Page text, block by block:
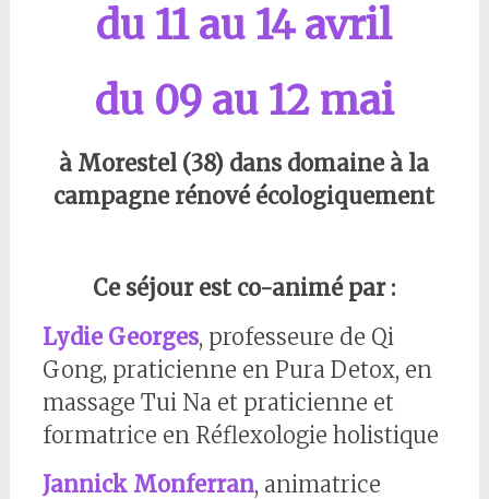
du 11 au 14 avril
du 09 au 12 mai
à Morestel (38) dans domaine à la
campagne rénové écologiquement
Ce séjour est co-animé par :
Lydie Georges, professeure de Qi
Gong, praticienne en Pura Detox, en
massage Tui Na et praticienne et
formatrice en Réflexologie holistique
Jannick Monferran, animatrice